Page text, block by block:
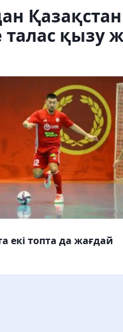
Қазақстан
талас қызу
екі топта да жағдай